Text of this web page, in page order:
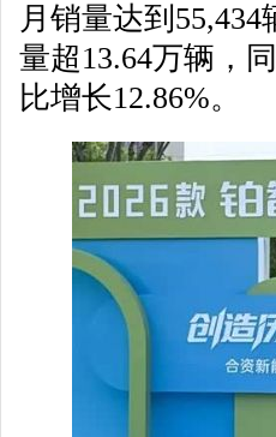
月销量达到
量超13.64万辆，
比增长12.86%。